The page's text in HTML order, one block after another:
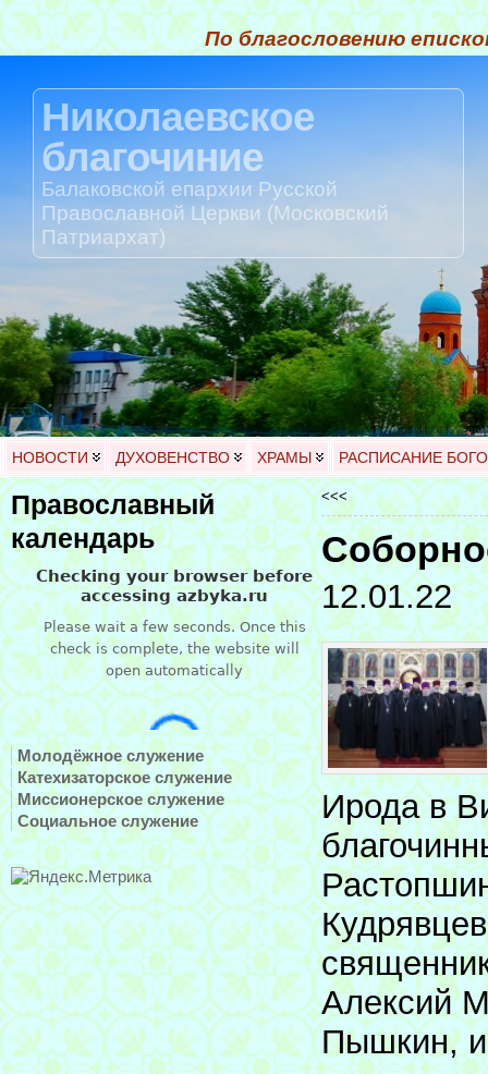
По благословению
Николаевское
благочиние
Балаковской епархии Русской
Православной Церкви (Московский
Патриархат)
НОВОСТИ ДУХОВЕНСТВО ХРАМЫ РАСПИСАНИЕ
Православный
календарь
Молодёжное служение
Катехизаторское служение
Миссионерское служение
Социальное служение
<<<
12.01.22
Ирода в
Алексий
Пышкин,